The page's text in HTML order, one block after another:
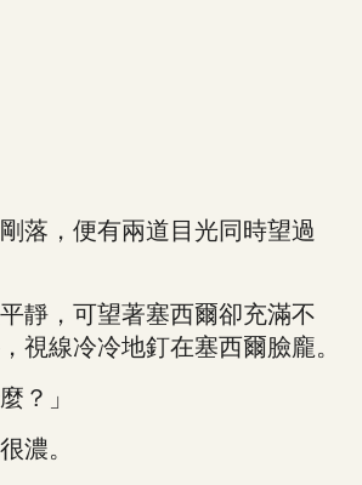
，便有兩道目光同時望過
，可望著塞西爾卻充滿不
視線冷冷地釘在塞西爾臉龐。
」
。